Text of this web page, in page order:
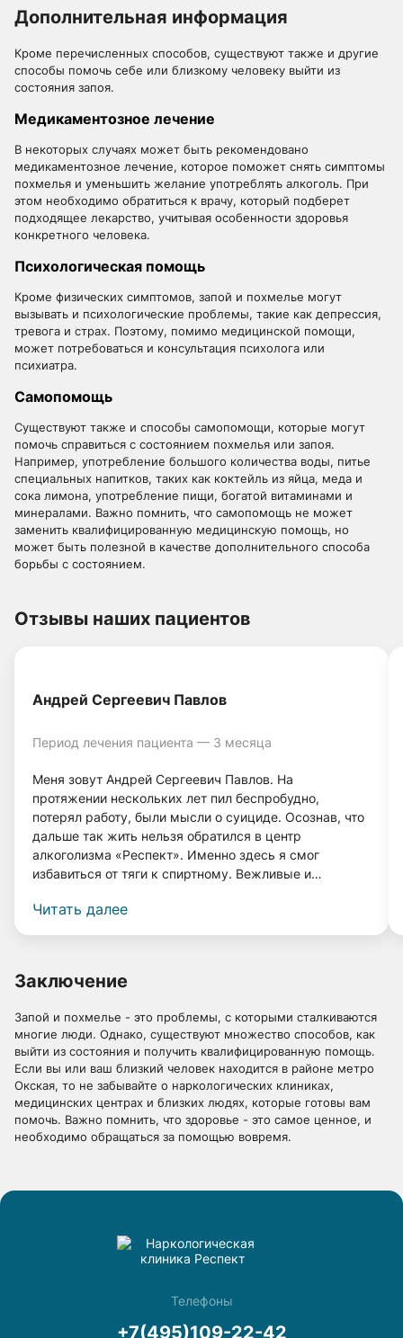
Дополнительная информация
Кроме перечисленных способов, существуют также и другие
способы помочь себе или близкому человеку выйти из
состояния запоя.
Медикаментозное лечение
В некоторых случаях может быть рекомендовано
медикаментозное лечение, которое поможет снять симптомы
похмелья и уменьшить желание употреблять алкоголь. При
этом необходимо обратиться к врачу, который подберет
подходящее лекарство, учитывая особенности здоровья
конкретного человека.
Психологическая помощь
Кроме физических симптомов, запой и похмелье могут
вызывать и психологические проблемы, такие как депрессия,
тревога и страх. Поэтому, помимо медицинской помощи,
может потребоваться и консультация психолога или
психиатра.
Самопомощь
Существуют также и способы самопомощи, которые могут
помочь справиться с состоянием похмелья или запоя.
Например, употребление большого количества воды, питье
специальных напитков, таких как коктейль из яйца, меда и
сока лимона, употребление пищи, богатой витаминами и
минералами. Важно помнить, что самопомощь не может
заменить квалифицированную медицинскую помощь, но
может быть полезной в качестве дополнительного способа
борьбы с состоянием.
Отзывы наших пациентов
Андрей Сергеевич Павлов
Период лечения пациента — 3 месяца
Меня зовут Андрей Сергеевич Павлов. На
протяжении нескольких лет пил беспробудно,
потерял работу, были мысли о суициде. Осознав, что
дальше так жить нельзя обратился в центр
алкоголизма «Респект». Именно здесь я смог
избавиться от тяги к спиртному. Вежливые и
мне вернуться к нормальной жизни. Прошло 4 года, и
Читать далее
Заключение
Запой и похмелье - это проблемы, с которыми сталкиваются
многие люди. Однако, существуют множество способов, как
выйти из состояния и получить квалифицированную помощь.
Если вы или ваш близкий человек находится в районе метро
Окская, то не забывайте о наркологических клиниках,
медицинских центрах и близких людях, которые готовы вам
помочь. Важно помнить, что здоровье - это самое ценное, и
необходимо обращаться за помощью вовремя.
Телефоны
+7(495)109-22-42